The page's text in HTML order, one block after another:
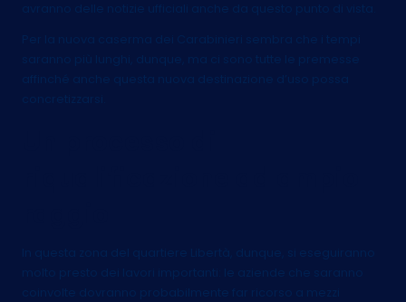
avranno delle notizie ufficiali anche da questo punto di vista.
Per la nuova caserma dei Carabinieri sembra che i tempi
saranno più lunghi, dunque, ma ci sono tutte le premesse
affinché anche questa nuova destinazione d’uso possa
concretizzarsi.
In questa zona del quartiere Libertà, dunque, si eseguiranno
molto presto dei lavori importanti: le aziende che saranno
coinvolte dovranno probabilmente far ricorso a mezzi